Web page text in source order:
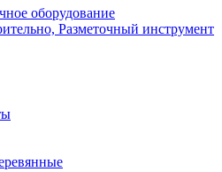
оборудование
Разметочный инструмент